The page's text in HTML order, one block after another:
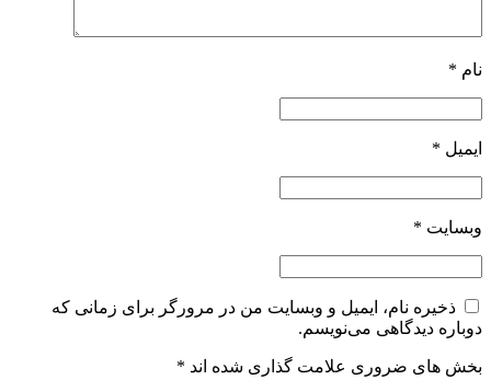
نام *
ایمیل *
وبسایت *
ذخیره نام، ایمیل و وبسایت من در مرورگر برای زمانی که
دوباره دیدگاهی می‌نویسم.
بخش های ضروری علامت گذاری شده اند *